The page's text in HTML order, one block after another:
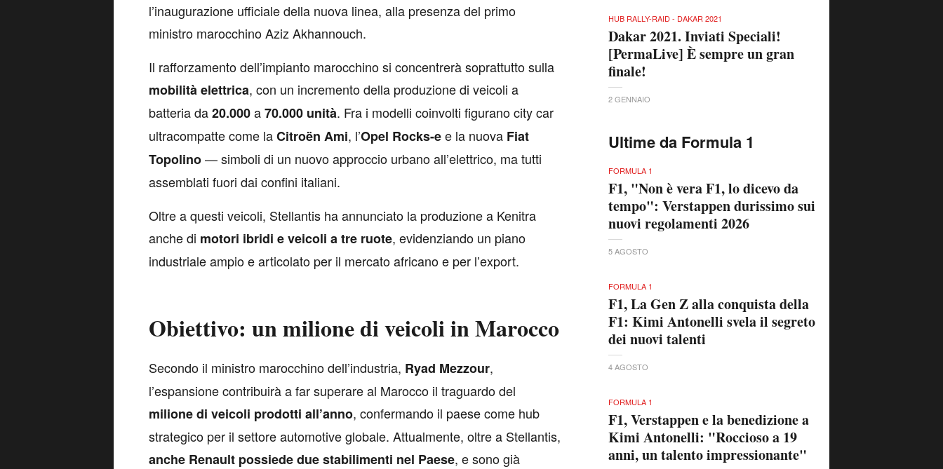
l’inaugurazione ufficiale della nuova linea, alla presenza del primo
ministro marocchino Aziz Akhannouch.
Il rafforzamento dell’impianto marocchino si concentrerà soprattutto sulla
mobilità elettrica, con un incremento della produzione di veicoli a
batteria da20.000a70.000 unità. Fra i modelli coinvolti figurano city car
ultracompatte come laCitroën Ami, l’Opel Rocks-ee la nuova Fiat
Topolino— simboli di un nuovo approccio urbano all’elettrico, ma tutti
assemblati fuori dai confini italiani.
Oltre a questi veicoli, Stellantis ha annunciato la produzione a Kenitra
anche di motori ibridi e veicoli a tre ruote, evidenziando un piano
industriale ampio e articolato per il mercato africano e per l’export.
Obiettivo: un milione di veicoli in Marocco
Secondo il ministro marocchino dell’industria, Ryad Mezzour,
l’espansione contribuirà a far superare al Marocco il traguardo del
milione di veicoli prodotti all’anno, confermando il paese come hub
strategico per il settore automotive globale. Attualmente, oltre a Stellantis,
anche Renault possiede due stabilimenti nel Paese, e sono già
HUB RALLY-RAID - DAKAR 2021
Dakar 2021. Inviati Speciali!
[PermaLive] È sempre un gran
finale!
2 GENNAIO
Ultime da Formula 1
FORMULA 1
F1, "Non è vera F1, lo dicevo da
tempo": Verstappen durissimo sui
nuovi regolamenti 2026
5 AGOSTO
FORMULA 1
F1, La Gen Z alla conquista della
F1: Kimi Antonelli svela il segreto
dei nuovi talenti
4 AGOSTO
FORMULA 1
F1, Verstappen e la benedizione a
Kimi Antonelli: "Roccioso a 19
anni, un talento impressionante"